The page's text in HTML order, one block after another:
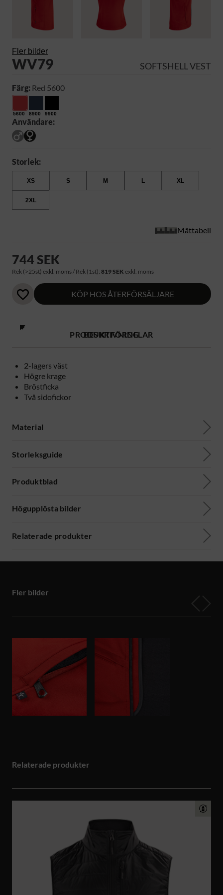
Fler bilder
WV79 SOFTSHELL VEST
Färg: Red 5600
5600 8900 9900
Användare:
Storlek:
XS S M L XL
2XL
Måttabell
744 SEK
Rek (>25st) exkl. moms / Rek (1st): 819 SEK exkl. moms
KÖP HOS ÅTERFÖRSÄLJARE
PRODUKTFÖRDELAR
2-lagers väst
Högre krage
Bröstficka
Två sidofickor
BESKRIVNING
Material
Storleksguide
Produktblad
Högupplösta bilder
Relaterade produkter
Fler bilder
Relaterade produkter